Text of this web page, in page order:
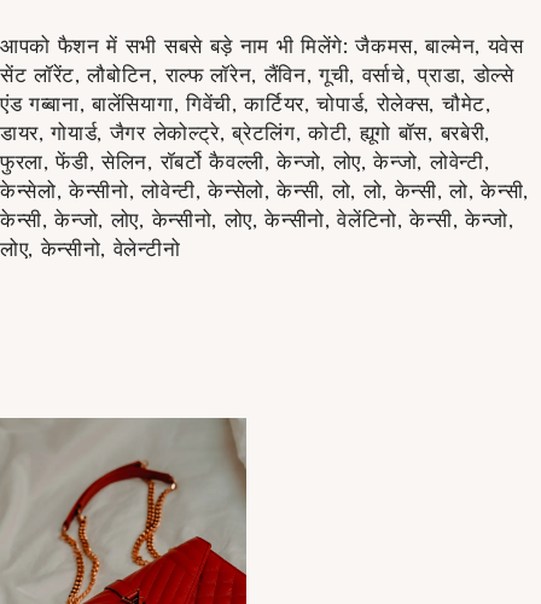
आपको फैशन में सभी सबसे बड़े नाम भी मिलेंगे: जैकमस, बाल्मेन, यवेस
सेंट लॉरेंट, लौबोटिन, राल्फ लॉरेन, लैंविन, गूची, वर्साचे, प्राडा, डोल्से
एंड गब्बाना, बालेंसियागा, गिवेंची, कार्टियर, चोपार्ड, रोलेक्स, चौमेट,
डायर, गोयार्ड, जैगर लेकोल्ट्रे, ब्रेटलिंग, कोटी, ह्यूगो बॉस, बरबेरी,
फुरला, फेंडी, सेलिन, रॉबर्टो कैवल्ली, केन्जो, लोए, केन्जो, लोवेन्टी,
केन्सेलो, केन्सीनो, लोवेन्टी, केन्सेलो, केन्सी, लो, लो, केन्सी, लो, केन्सी,
केन्सी, केन्जो, लोए, केन्सीनो, लोए, केन्सीनो, वेलेंटिनो, केन्सी, केन्जो,
लोए, केन्सीनो, वेलेन्टीनो